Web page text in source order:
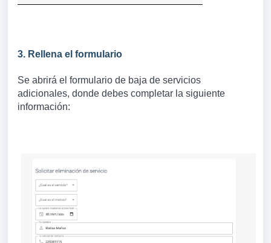
3. Rellena el formulario
Se abrirá el formulario de baja de servicios
adicionales, donde debes completar la siguiente
información: